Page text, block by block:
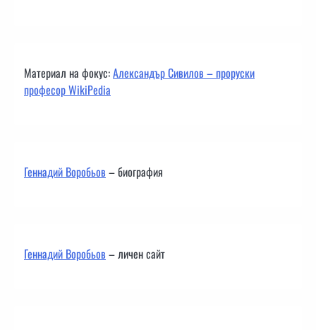
Материал на фокус:Александър Сивилов – проруски
професор WikiPedia
Геннадий Воробьов– биография
Геннадий Воробьов– личен сайт